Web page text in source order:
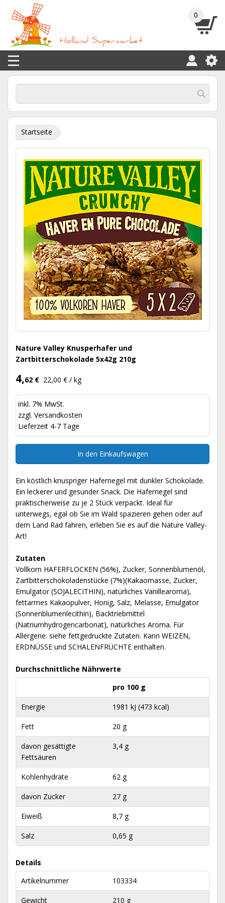
0
Startseite
Nature Valley Knusperhafer und
Zartbitterschokolade 5x42g 210g
4,62 € 22,00 € / kg
inkl. 7% MwSt.
zzgl. Versandkosten
Lieferzeit 4-7 Tage
In den Einkaufswagen
Ein köstlich knuspriger Haferriegel mit dunkler Schokolade.
Ein leckerer und gesunder Snack. Die Haferriegel sind
praktischerweise zu je 2 Stück verpackt. Ideal für
unterwegs, egal ob Sie im Wald spazieren gehen oder auf
dem Land Rad fahren, erleben Sie es auf die Nature Valley-
Art!
Zutaten
Vollkorn HAFERFLOCKEN (56%), Zucker, Sonnenblumenöl,
Zartbitterschokoladenstücke (7%)(Kakaomasse, Zucker,
Emulgator (SOJALECITHIN), natürliches Vanillearoma),
fettarmes Kakaopulver, Honig, Salz, Melasse, Emulgator
(Sonnenblumenlecithin), Backtriebmittel
(Natriumhydrogencarbonat), natürliches Aroma. Für
Allergene: siehe fettgedruckte Zutaten. Kann WEIZEN,
ERDNÜSSE und SCHALENFRÜCHTE enthalten.
Durchschnittliche Nährwerte
pro 100 g
Energie 1981 kJ (473 kcal)
Fett 20 g
davon gesättigte
Fettsäuren
3,4 g
Kohlenhydrate 62 g
davon Zucker 27 g
Eiweiß 8,7 g
Salz 0,65 g
Details
Artikelnummer
103334
Gewicht 210 g